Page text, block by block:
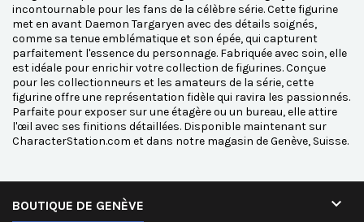
incontournable pour les fans de la célèbre série. Cette figurine
met en avant Daemon Targaryen avec des détails soignés,
comme sa tenue emblématique et son épée, qui capturent
parfaitement l'essence du personnage. Fabriquée avec soin, elle
est idéale pour enrichir votre collection de figurines. Conçue
pour les collectionneurs et les amateurs de la série, cette
figurine offre une représentation fidèle qui ravira les passionnés.
Parfaite pour exposer sur une étagère ou un bureau, elle attire
l'œil avec ses finitions détaillées. Disponible maintenant sur
CharacterStation.com et dans notre magasin de Genève, Suisse.
BOUTIQUE DE GENÈVE 